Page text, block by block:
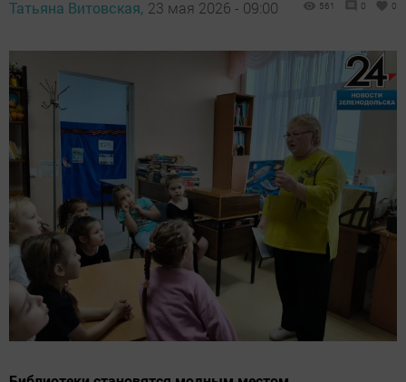
Татьяна Витовская, 23 мая 2026 - 09:00 561 0 0